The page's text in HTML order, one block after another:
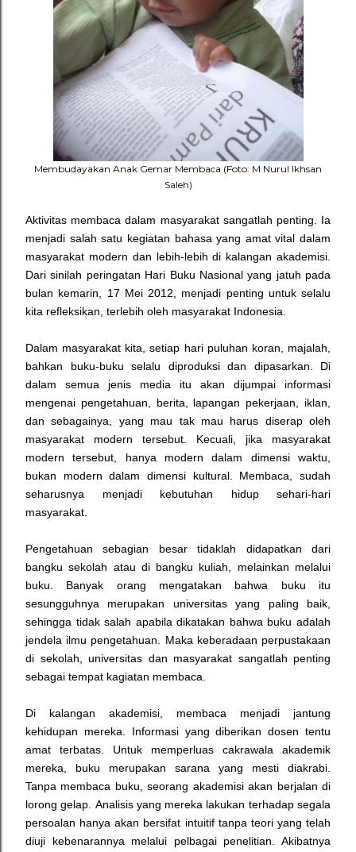
Membudayakan Anak Gemar Membaca (Foto: M Nurul Ikhsan
Saleh)
Aktivitas membaca dalam masyarakat sangatlah penting. Ia
menjadi salah satu kegiatan bahasa yang amat vital dalam
masyarakat modern dan lebih-lebih di kalangan akademisi.
Dari sinilah peringatan Hari Buku Nasional yang jatuh pada
bulan kemarin, 17 Mei 2012, menjadi penting untuk selalu
kita refleksikan, terlebih oleh masyarakat Indonesia.
Dalam masyarakat kita, setiap hari puluhan koran, majalah,
bahkan buku-buku selalu diproduksi dan dipasarkan. Di
dalam semua jenis media itu akan dijumpai informasi
mengenai pengetahuan, berita, lapangan pekerjaan, iklan,
dan sebagainya, yang mau tak mau harus diserap oleh
masyarakat modern tersebut. Kecuali, jika masyarakat
modern tersebut, hanya modern dalam dimensi waktu,
bukan modern dalam dimensi kultural. Membaca, sudah
seharusnya menjadi kebutuhan hidup sehari-hari
masyarakat.
Pengetahuan sebagian besar tidaklah didapatkan dari
bangku sekolah atau di bangku kuliah, melainkan melalui
buku. Banyak orang mengatakan bahwa buku itu
sesungguhnya merupakan universitas yang paling baik,
sehingga tidak salah apabila dikatakan bahwa buku adalah
jendela ilmu pengetahuan. Maka keberadaan perpustakaan
di sekolah, universitas dan masyarakat sangatlah penting
sebagai tempat kagiatan membaca.
Di kalangan akademisi, membaca menjadi jantung
kehidupan mereka. Informasi yang diberikan dosen tentu
amat terbatas. Untuk memperluas cakrawala akademik
mereka, buku merupakan sarana yang mesti diakrabi.
Tanpa membaca buku, seorang akademisi akan berjalan di
lorong gelap. Analisis yang mereka lakukan terhadap segala
persoalan hanya akan bersifat intuitif tanpa teori yang telah
diuji kebenarannya melalui pelbagai penelitian. Akibatnya